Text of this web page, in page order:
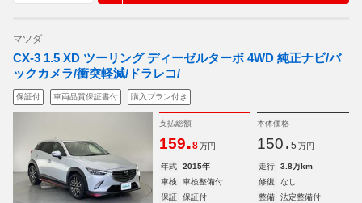
マツダ
CX-3 1.5 XD ツーリング ディーゼルターボ 4WD 純正ナビ/バ
ックカメラ/衝突軽減/ドラレコ/
保証付 車両品質保証書付 購入プラン付き
支払総額
159.8 万円
本体価格
150. 5 万円
年式 2015年 走行
3.8万km
車検
車検整備付 修復
なし
保証
保証付 整備
法定整備付